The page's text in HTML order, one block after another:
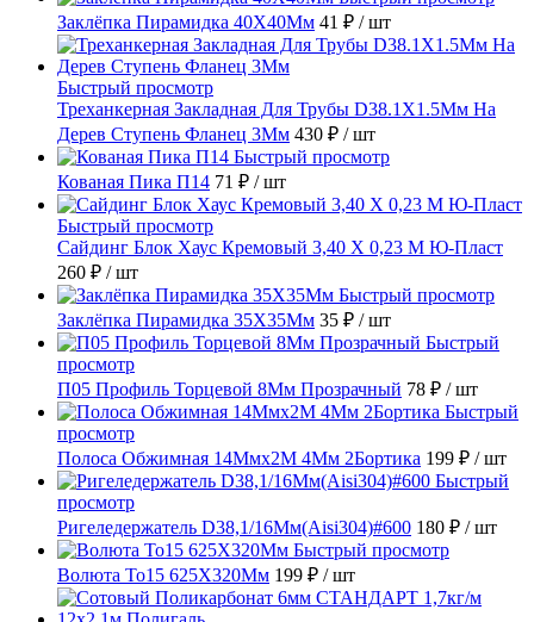
Заклёпка Пирамидка 40X40Мм 41 ₽ / шт
Быстрый просмотр
Треханкерная Закладная Для Трубы D38.1Х1.5Мм На
Дерев Ступень Фланец 3Мм 430 ₽ / шт
Быстрый просмотр
Кованая Пика П14 71 ₽ / шт
Быстрый просмотр
Сайдинг Блок Хаус Кремовый 3,40 Х 0,23 М Ю-Пласт
260 ₽ / шт
Быстрый просмотр
Заклёпка Пирамидка 35X35Мм 35 ₽ / шт
Быстрый
просмотр
П05 Профиль Торцевой 8Мм Прозрачный 78 ₽ / шт
Быстрый
просмотр
Полоса Обжимная 14Ммх2М 4Мм 2Бортика 199 ₽ / шт
Быстрый
просмотр
Ригеледержатель D38,1/16Мм(Aisi304)#600 180 ₽ / шт
Быстрый просмотр
Волюта То15 625X320Мм 199 ₽ / шт